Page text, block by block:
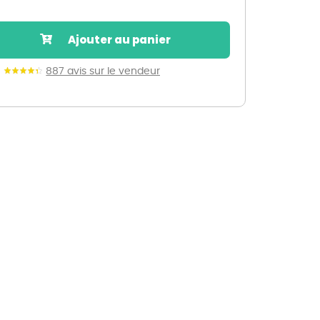
Découvrez nos marques
Nos marques de la nature
Ventes éphémères de plantes
887 avis sur le vendeur
Ajouter au panier